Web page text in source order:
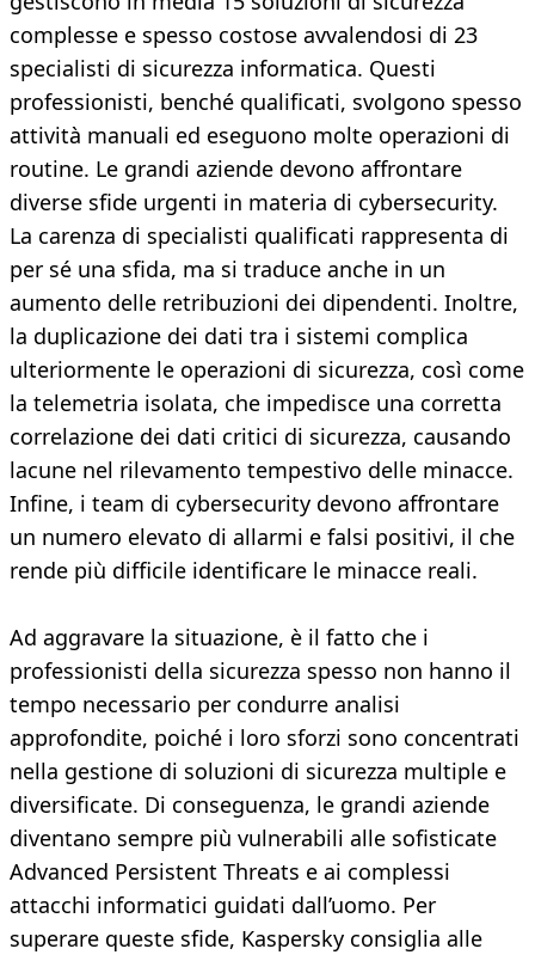
complesse e spesso costose avvalendosi di 23
specialisti di sicurezza informatica. Questi
professionisti, benché qualificati, svolgono spesso
attività manuali ed eseguono molte operazioni di
routine. Le grandi aziende devono affrontare
diverse sfide urgenti in materia di cybersecurity.
La carenza di specialisti qualificati rappresenta di
per sé una sfida, ma si traduce anche in un
aumento delle retribuzioni dei dipendenti. Inoltre,
la duplicazione dei dati tra i sistemi complica
ulteriormente le operazioni di sicurezza, così come
la telemetria isolata, che impedisce una corretta
correlazione dei dati critici di sicurezza, causando
lacune nel rilevamento tempestivo delle minacce.
Infine, i team di cybersecurity devono affrontare
un numero elevato di allarmi e falsi positivi, il che
rende più difficile identificare le minacce reali.
Ad aggravare la situazione, è il fatto che i
professionisti della sicurezza spesso non hanno il
tempo necessario per condurre analisi
approfondite, poiché i loro sforzi sono concentrati
nella gestione di soluzioni di sicurezza multiple e
diversificate. Di conseguenza, le grandi aziende
diventano sempre più vulnerabili alle sofisticate
Advanced Persistent Threats e ai complessi
attacchi informatici guidati dall’uomo. Per
superare queste sfide, Kaspersky consiglia alle